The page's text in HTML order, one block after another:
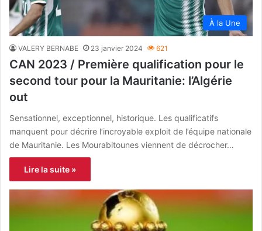
À la Une
VALERY BERNABE 23 janvier 2024 621
CAN 2023 / Première qualification pour le
second tour pour la Mauritanie: l’Algérie
out
Sensationnel, exceptionnel, historique. Les qualificatifs
manquent pour décrire l’incroyable exploit de l’équipe nationale
de Mauritanie. Les Mourabitounes viennent de décrocher…
Lire la suite »